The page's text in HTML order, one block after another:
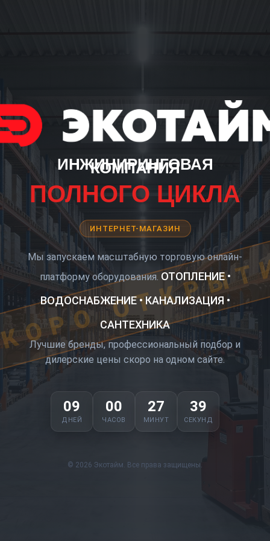
ИНЖИНИРИНГОВАЯ
КОМПАНИЯ
ПОЛНОГО ЦИКЛА
ИНТЕРНЕТ-МАГАЗИН
Мы запускаем масштабную торговую онлайн-
платформу оборудования. ОТОПЛЕНИЕ •
ВОДОСНАБЖЕНИЕ • КАНАЛИЗАЦИЯ •
САНТЕХНИКА
Лучшие бренды, профессиональный подбор и
дилерские цены скоро на одном сайте.
09
ДНЕЙ
00
ЧАСОВ
27
МИНУТ
38
СЕКУНД
© 2026 Экотайм. Все права защищены.